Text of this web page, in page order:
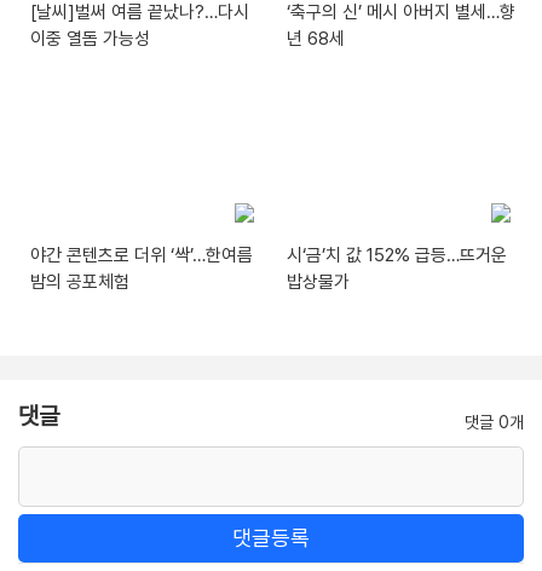
[날씨]벌써 여름 끝났나?…다시
이중 열돔 가능성
‘축구의 신’ 메시 아버지 별세…향
년 68세
야간 콘텐츠로 더위 ‘싹’…한여름
밤의 공포체험
시‘금’치 값 152% 급등…뜨거운
밥상물가
댓글 댓글 0개
댓글등록